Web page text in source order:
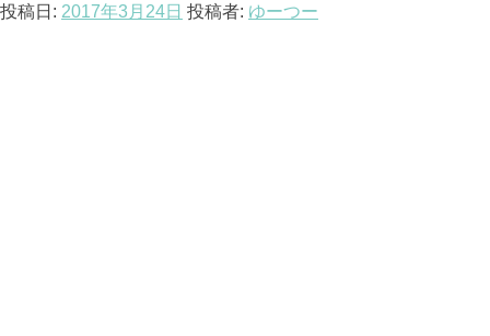
投稿日: 2017年3月24日 投稿者: ゆーつー